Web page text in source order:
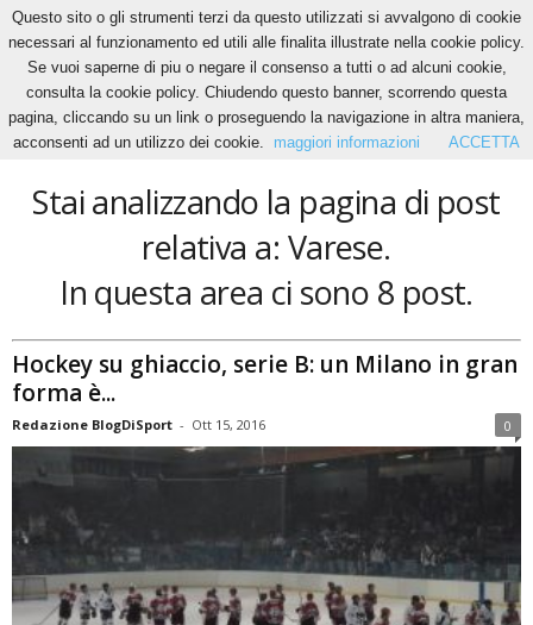
Home Tags Varese
Varese
Stai analizzando la pagina di post
relativa a: Varese.
In questa area ci sono 8 post.
Hockey su ghiaccio, serie B: un Milano in gran
forma è...
Redazione BlogDiSport - Ott 15, 2016 0
Questo sito o gli strumenti terzi da questo utilizzati si avvalgono di cookie
necessari al funzionamento ed utili alle finalita illustrate nella cookie policy.
Se vuoi saperne di piu o negare il consenso a tutti o ad alcuni cookie,
consulta la cookie policy. Chiudendo questo banner, scorrendo questa
pagina, cliccando su un link o proseguendo la navigazione in altra maniera,
acconsenti ad un utilizzo dei cookie.
maggiori informazioni ACCETTA